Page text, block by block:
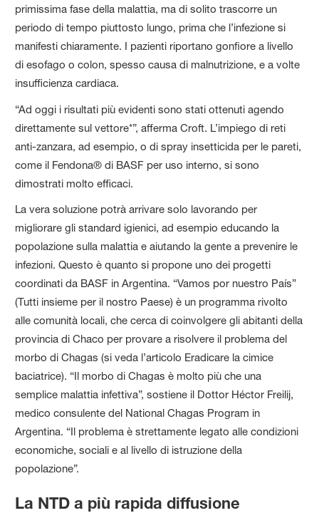
primissima fase della malattia, ma di solito trascorre un
periodo di tempo piuttosto lungo, prima che l’infezione si
manifesti chiaramente. I pazienti riportano gonfiore a livello
di esofago o colon, spesso causa di malnutrizione, e a volte
insufficienza cardiaca.
“Ad oggi i risultati più evidenti sono stati ottenuti agendo
direttamente sul vettore*”, afferma Croft. L’impiego di reti
anti-zanzara, ad esempio, o di spray insetticida per le pareti,
come il Fendona® di BASF per uso interno, si sono
dimostrati molto efficaci.
La vera soluzione potrà arrivare solo lavorando per
migliorare gli standard igienici, ad esempio educando la
popolazione sulla malattia e aiutando la gente a prevenire le
infezioni. Questo è quanto si propone uno dei progetti
coordinati da BASF in Argentina. “Vamos por nuestro País”
(Tutti insieme per il nostro Paese) è un programma rivolto
alle comunità locali, che cerca di coinvolgere gli abitanti della
provincia di Chaco per provare a risolvere il problema del
morbo di Chagas (si veda l’articolo Eradicare la cimice
baciatrice). “Il morbo di Chagas è molto più che una
semplice malattia infettiva”, sostiene il Dottor Héctor Freilij,
medico consulente del National Chagas Program in
Argentina. “Il problema è strettamente legato alle condizioni
economiche, sociali e al livello di istruzione della
popolazione”.
La NTD a più rapida diffusione